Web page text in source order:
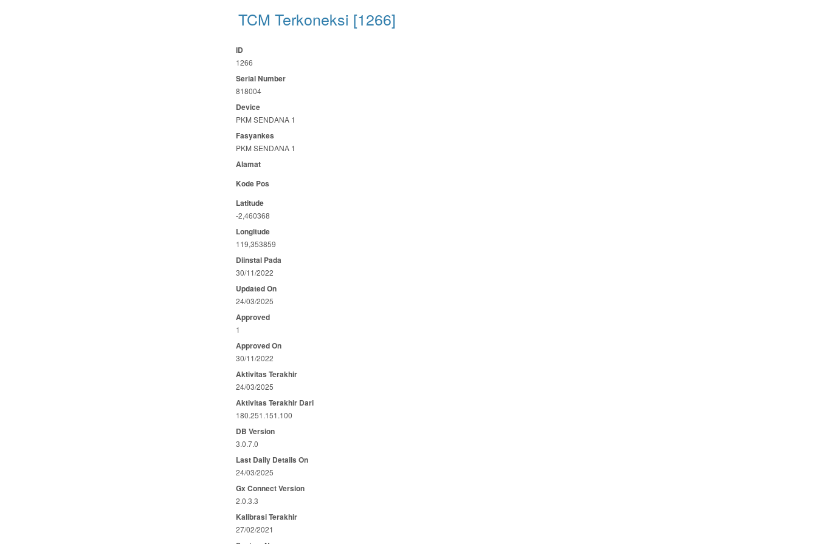
TCM Terkoneksi [1266]
ID
1266
Serial Number
818004
Device
PKM SENDANA 1
Fasyankes
PKM SENDANA 1
Alamat
Kode Pos
Latitude
-2,460368
Longitude
119,353859
Diinstal Pada
30/11/2022
Updated On
24/03/2025
Approved
1
Approved On
30/11/2022
Aktivitas Terakhir
24/03/2025
Aktivitas Terakhir Dari
180.251.151.100
DB Version
3.0.7.0
Last Daily Details On
24/03/2025
Gx Connect Version
2.0.3.3
Kalibrasi Terakhir
27/02/2021